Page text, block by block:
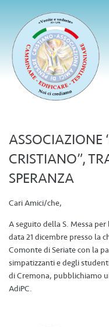
ASSOCIAZIONE
CRISTIANO”,
SPERANZA
Cari Amici/che,
A seguito della S. Messa
data 21 dicembre presso la
Comonte di Seriate con la
simpatizzanti e degli
di Cremona, pubblichiamo
AdiPC.